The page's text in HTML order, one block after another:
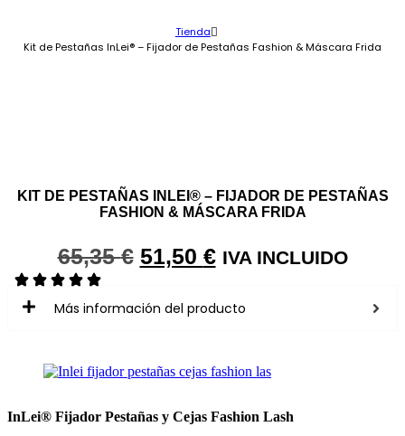
Tienda
Kit de Pestañas InLei® – Fijador de Pestañas Fashion & Máscara Frida
KIT DE PESTAÑAS INLEI® – FIJADOR DE PESTAÑAS
FASHION & MÁSCARA FRIDA
65,35€ EL
ORIGINAL
65,35 €.
51,50 €EL
ACTUAL
51,50 €.
IVA INCLUIDO
Más información del producto
InLei® Fijador Pestañas y Cejas Fashion Lash